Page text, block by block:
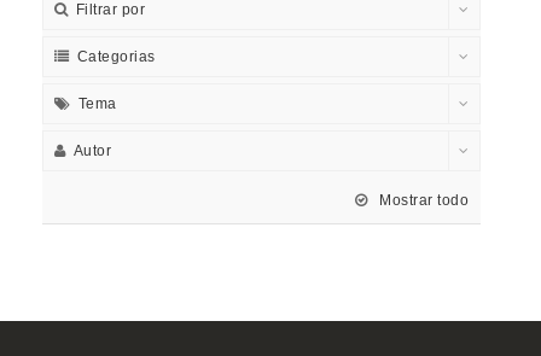
Filtrar por
Categorias
Tema
Autor
Mostrar todo